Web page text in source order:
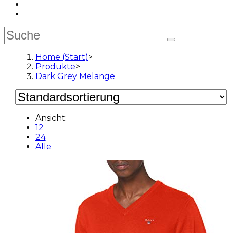
Home (Start)>
Produkte>
Dark Grey Melange
Ansicht:
12
24
Alle